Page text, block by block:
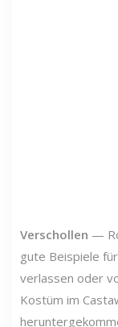
Verschollen —
gute Beispiele
verlassen oder
Kostüm im